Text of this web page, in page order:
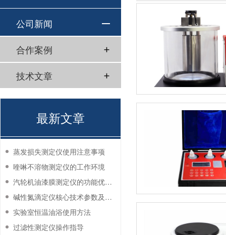
公司新闻
合作案例
技术文章
最新文章
蒸发损失测定仪使用注意事项
喹啉不溶物测定仪的工作环境
汽轮机油漆膜测定仪的功能优势有哪些？
碱性氮滴定仪核心技术参数及应用说明
实验室恒温油浴使用方法
过滤性测定仪操作指导